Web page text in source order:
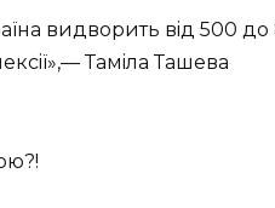
видвopить вiд 500
Тaмiлa Тaшeвa